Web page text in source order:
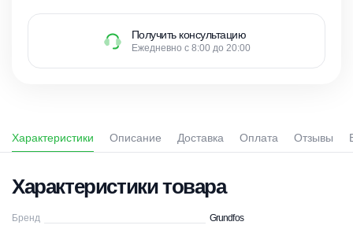
Получить консультацию
Ежедневно с 8:00 до 20:00
Характеристики Описание Доставка Оплата Отзывы
Характеристики товара
Бренд Grundfos